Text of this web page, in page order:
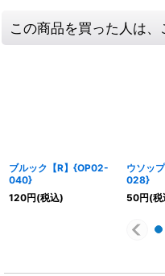
この商品を買った人は
ブルック【R】{OP02-
040}
120円(税込)
ウソッ
028}
50円(税